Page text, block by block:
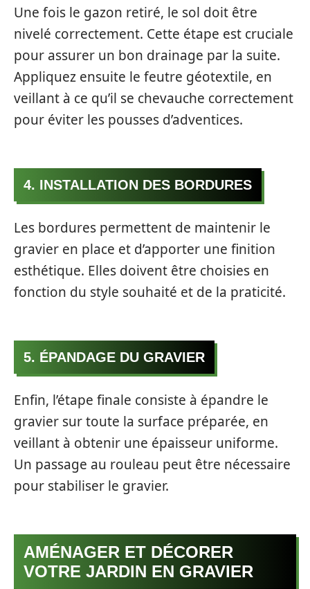
Une fois le gazon retiré, le sol doit être
nivelé correctement. Cette étape est cruciale
pour assurer un bon drainage par la suite.
Appliquez ensuite le feutre géotextile, en
veillant à ce qu’il se chevauche correctement
pour éviter les pousses d’adventices.
4. INSTALLATION DES BORDURES
Les bordures permettent de maintenir le
gravier en place et d’apporter une finition
esthétique. Elles doivent être choisies en
fonction du style souhaité et de la praticité.
5. ÉPANDAGE DU GRAVIER
Enfin, l’étape finale consiste à épandre le
gravier sur toute la surface préparée, en
veillant à obtenir une épaisseur uniforme.
Un passage au rouleau peut être nécessaire
pour stabiliser le gravier.
AMÉNAGER ET DÉCORER
VOTRE JARDIN EN GRAVIER